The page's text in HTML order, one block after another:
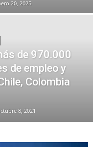
20, 2025
de 970.000
de empleo y
Colombia
8, 2021